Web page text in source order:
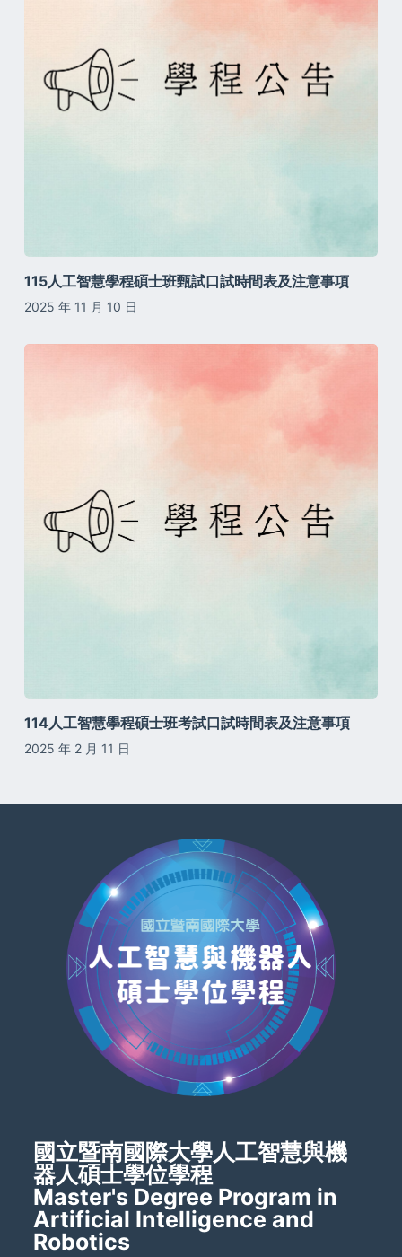
115人工智慧學程碩士班甄試口試時間表及注意事項
2025 年 11 月 10 日
114人工智慧學程碩士班考試口試時間表及注意事項
2025 年 2 月 11 日
國立暨南國際大學人工智慧與機
器人碩士學位學程
Master's Degree Program in
Artificial Intelligence and
Robotics